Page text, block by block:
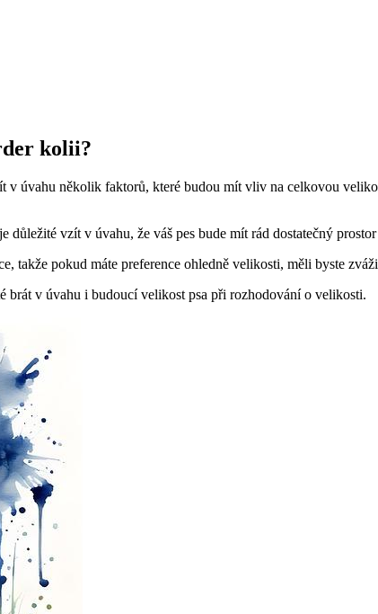
kolii?
úvahu několik faktorů, které budou mít vliv na celkovou
důležité vzít v úvahu, že váš pes bude mít rád dostatečný
takže pokud máte preference ohledně velikosti, měli byste
brát v úvahu i budoucí velikost psa při rozhodování o velikosti.